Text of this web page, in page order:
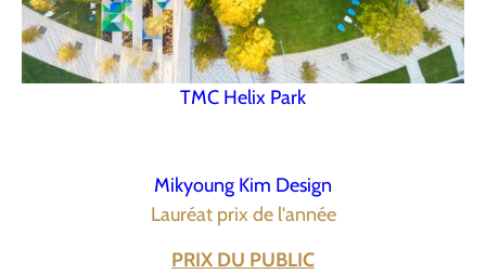
TMC Helix Park
Mikyoung Kim Design
Lauréat prix de l'année
PRIX DU PUBLIC